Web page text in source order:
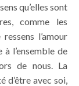
qu’elles sont
comme les
l’amour
l’ensemble de
de nous. La
d’être avec soi,